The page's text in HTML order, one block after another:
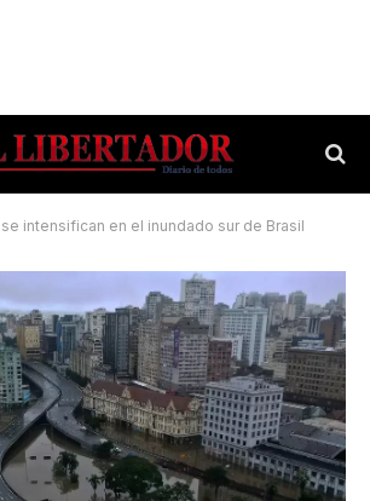
intensifican en el inundado sur de Brasil